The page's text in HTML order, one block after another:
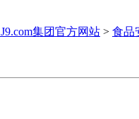
J9.com集团官方网站 > 食品